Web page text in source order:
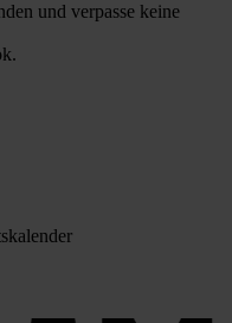
und verpasse keine